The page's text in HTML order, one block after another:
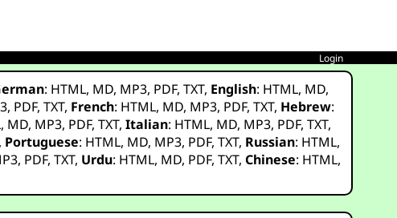
Login
: HTML, MD, MP3, PDF,TXT, English: HTML, MD,
, PDF,TXT, French: HTML, MD, MP3, PDF,TXT, Hebrew:
, MD, MP3, PDF,TXT,Italian: HTML, MD, MP3, PDF,TXT,
Portuguese: HTML, MD, MP3, PDF,TXT, Russian: HTML,
, PDF,TXT, Urdu: HTML, MD, PDF,TXT,Chinese: HTML,